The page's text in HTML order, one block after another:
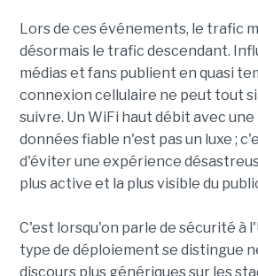
Lors de ces événements, le trafic
désormais le trafic descendant.
médias et fans publient en quasi
connexion cellulaire ne peut tout
suivre. Un WiFi haut débit avec une
données fiable n'est pas un luxe ;
d'éviter une expérience
plus active et la plus visible du
C'est lorsqu'on parle de sécurité à
type de déploiement se distingue
discours plus génériques sur les